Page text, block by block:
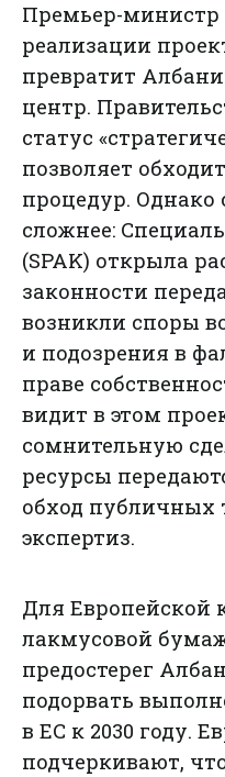
Премьер-министр
реализации
превратит
центр.
статус
позволяет
процедур. Однако
сложнее:
(SPAK) открыла
законности
возникли споры
и подозрения в
праве
видит в этом
сомнительную
ресурсы
обход публичных
экспертиз.
Для Европейской
лакмусовой
предостерег
подорвать
в ЕС к 2030 году.
подчеркивают,